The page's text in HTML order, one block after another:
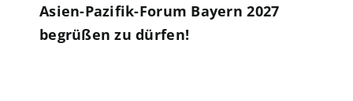
Asien-Pazifik-Forum Bayern 2027
begrüßen zu dürfen!